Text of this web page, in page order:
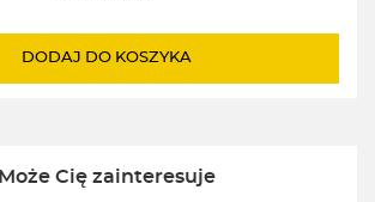
DODAJ DO KOSZYKA
Może Cię zainteresuje